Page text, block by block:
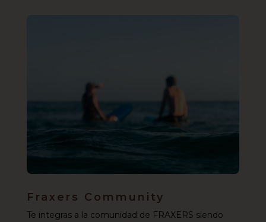
Fraxers Community
Te integras a la comunidad de FRAXERS siendo